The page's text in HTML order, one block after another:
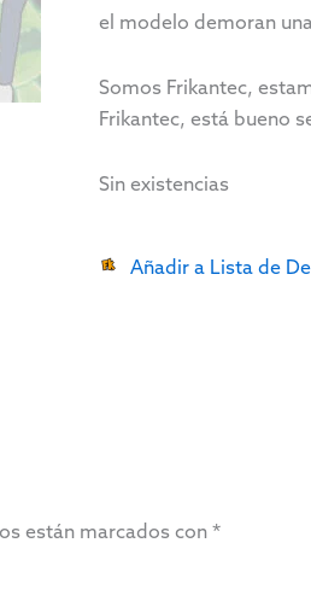
el modelo demoran
Somos Frikantec,
Frikantec, está bueno
Sin existencias
Añadir a Lista de
están marcados con *